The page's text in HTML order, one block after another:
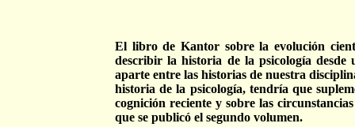
El libro de Kantor sobre la evolución
describir la historia de la psicología
aparte entre las historias de nuestra
historia de la psicología, tendría que
cognición reciente y sobre las
que se publicó el segundo volumen.